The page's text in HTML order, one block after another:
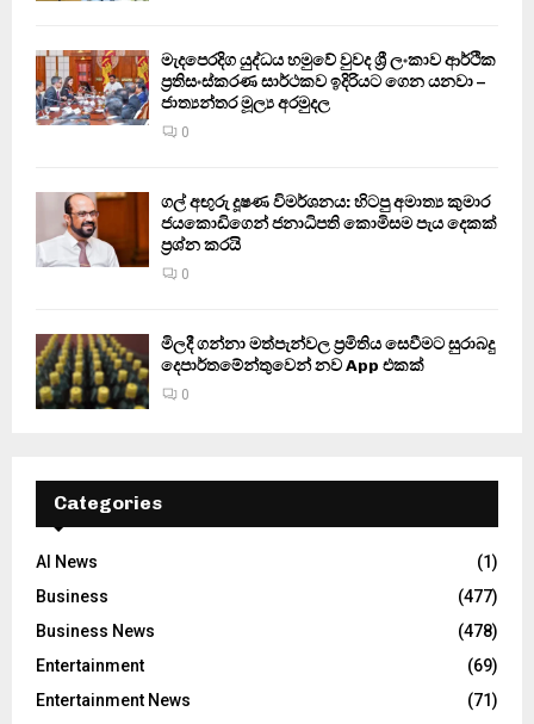
මැදපෙරදිග යුද්ධය හමුවේ වුවද ශ්‍රී ලංකාව ආර්ථික
ප්‍රතිසංස්කරණ සාර්ථකව ඉදිරියට ගෙන යනවා –
ජාත්‍යන්තර මූල්‍ය අරමුදල
0
ගල් අඟුරු දූෂණ විමර්ශනය: හිටපු අමාත්‍ය කුමාර
ජයකොඩිගෙන් ජනාධිපති කොමිසම පැය දෙකක්
ප්‍රශ්න කරයි
0
මිලදී ගන්නා මත්පැන්වල ප්‍රමිතිය සෙවීමට සුරාබදු
දෙපාර්තමේන්තුවෙන් නව App එකක්
0
Categories
AI News
(1)
Business
(477)
Business News
(478)
Entertainment
(69)
Entertainment News
(71)